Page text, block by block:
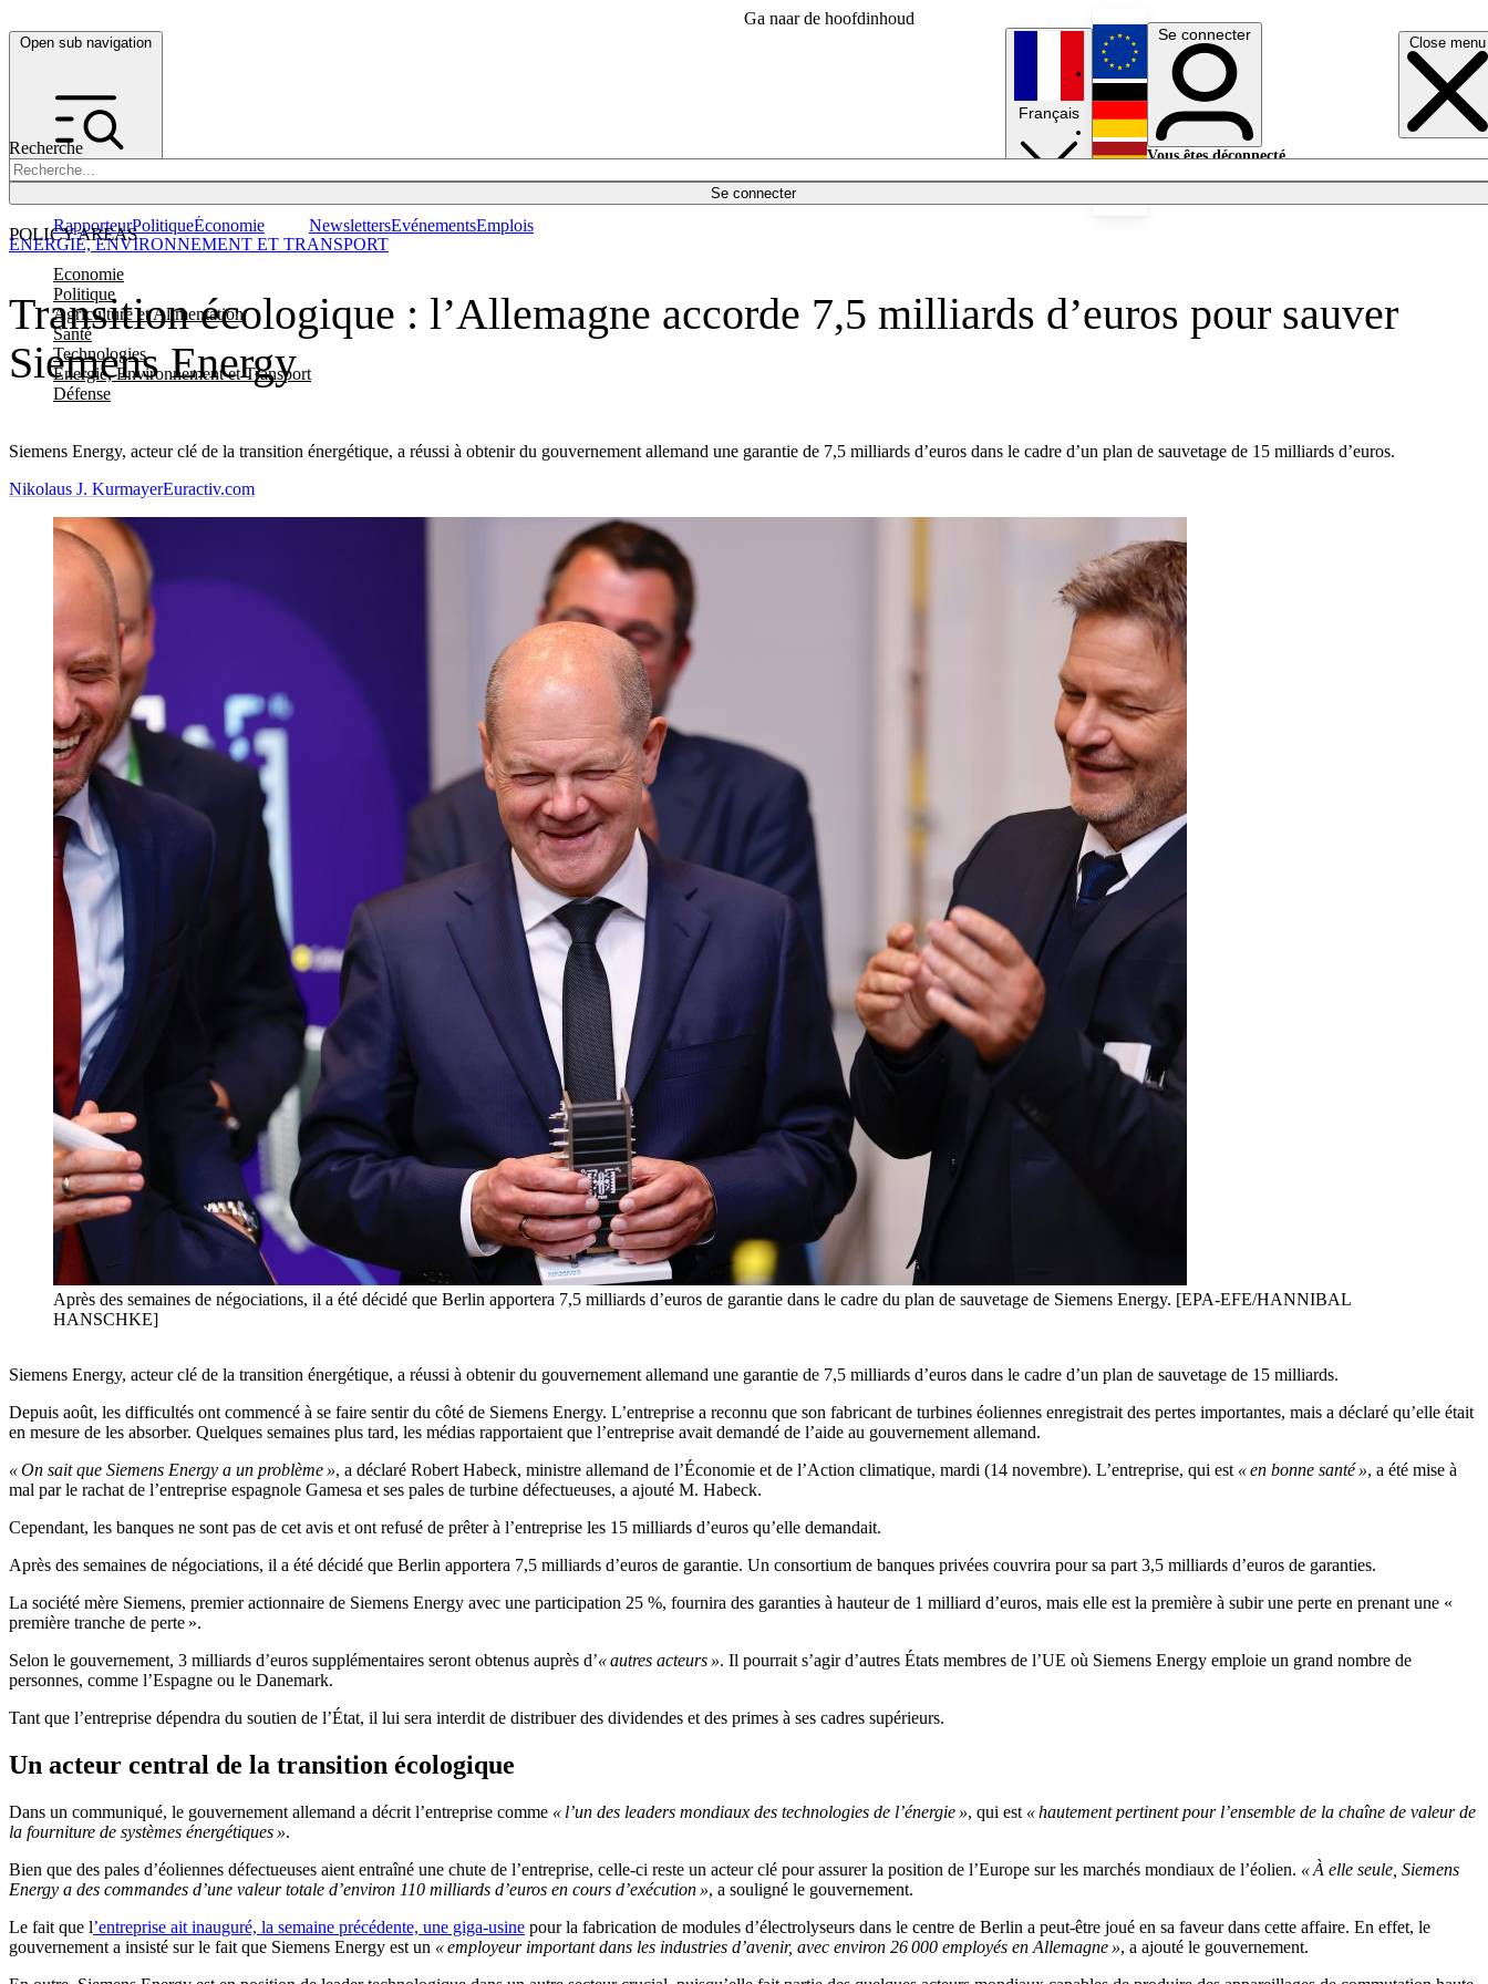
Ga naar de hoofdinhoud
Open sub navigation Close menu
Recherche
Se connecter
POLICY AREAS
Economie
Politique
Agriculture et Alimentation
Santé
Technologies
Energie, Environnement et Transport
Défense
RapporteurPolitiqueÉconomie NewslettersEvénementsEmplois
Français
English
Deutsch
Se connecter
Vous êtes déconnecté.
Transition écologique : l’Allemagne accorde 7,5 milliards d’euros pour sauver
Siemens Energy
Siemens Energy, acteur clé de la transition énergétique, a réussi à obtenir du gouvernement allemand une garantie de 7,5 milliards d’euros dans le cadre d’un plan de sauvetage de 15 milliards d’euros.
ENERGIE, ENVIRONNEMENT ET TRANSPORT
Nikolaus J. KurmayerEuractiv.com
Après des semaines de négociations, il a été décidé que Berlin apportera 7,5 milliards d’euros de garantie dans le cadre du plan de sauvetage de Siemens Energy. [EPA-EFE/HANNIBAL
HANSCHKE]
Siemens Energy, acteur clé de la transition énergétique, a réussi à obtenir du gouvernement allemand une garantie de 7,5 milliards d’euros dans le cadre d’un plan de sauvetage de 15 milliards.
Depuis août, les difficultés ont commencé à se faire sentir du côté de Siemens Energy. L’entreprise a reconnu que son fabricant de turbines éoliennes enregistrait des pertes importantes, mais a déclaré qu’elle était
en mesure de les absorber. Quelques semaines plus tard, les médias rapportaient que l’entreprise avait demandé de l’aide au gouvernement allemand.
« On sait que Siemens Energy a un problème », a déclaré Robert Habeck, ministre allemand de l’Économie et de l’Action climatique, mardi (14 novembre). L’entreprise, qui est « en bonne santé », a été mise à
mal par le rachat de l’entreprise espagnole Gamesa et ses pales de turbine défectueuses, a ajouté M. Habeck.
Cependant, les banques ne sont pas de cet avis et ont refusé de prêter à l’entreprise les 15 milliards d’euros qu’elle demandait.
Après des semaines de négociations, il a été décidé que Berlin apportera 7,5 milliards d’euros de garantie. Un consortium de banques privées couvrira pour sa part 3,5 milliards d’euros de garanties.
La société mère Siemens, premier actionnaire de Siemens Energy avec une participation 25 %, fournira des garanties à hauteur de 1 milliard d’euros, mais elle est la première à subir une perte en prenant une «
première tranche de perte ».
Selon le gouvernement, 3 milliards d’euros supplémentaires seront obtenus auprès d’« autres acteurs ». Il pourrait s’agir d’autres États membres de l’UE où Siemens Energy emploie un grand nombre de
personnes, comme l’Espagne ou le Danemark.
Tant que l’entreprise dépendra du soutien de l’État, il lui sera interdit de distribuer des dividendes et des primes à ses cadres supérieurs.
Un acteur central de la transition écologique
Dans un communiqué, le gouvernement allemand a décrit l’entreprise comme « l’un des leaders mondiaux des technologies de l’énergie », qui est « hautement pertinent pour l’ensemble de la chaîne de valeur de
la fourniture de systèmes énergétiques ».
Bien que des pales d’éoliennes défectueuses aient entraîné une chute de l’entreprise, celle-ci reste un acteur clé pour assurer la position de l’Europe sur les marchés mondiaux de l’éolien. « À elle seule, Siemens
Energy a des commandes d’une valeur totale d’environ 110 milliards d’euros en cours d’exécution », a souligné le gouvernement.
Le fait que l’entreprise ait inauguré, la semaine précédente, une giga-usine pour la fabrication de modules d’électrolyseurs dans le centre de Berlin a peut-être joué en sa faveur dans cette affaire. En effet, le
gouvernement a insisté sur le fait que Siemens Energy est un « employeur important dans les industries d’avenir, avec environ 26 000 employés en Allemagne », a ajouté le gouvernement.